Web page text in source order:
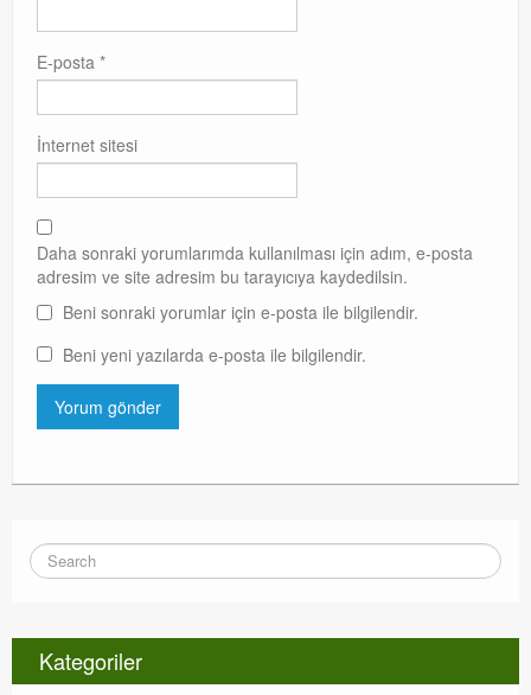
E-posta *
İnternet sitesi
Daha sonraki yorumlarımda kullanılması için adım, e-posta
adresim ve site adresim bu tarayıcıya kaydedilsin.
Beni sonraki yorumlar için e-posta ile bilgilendir.
Beni yeni yazılarda e-posta ile bilgilendir.
Kategoriler